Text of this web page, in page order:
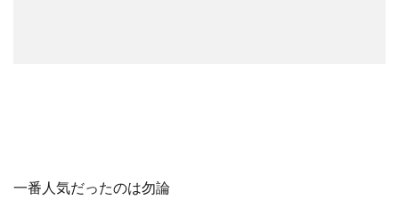
一番人気だったのは勿論